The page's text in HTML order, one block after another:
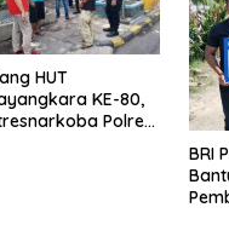
HUT
KE-80,
Polres
BRI